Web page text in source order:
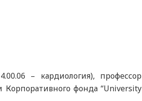
– кардиология), профессор
Корпоративного фонда “University